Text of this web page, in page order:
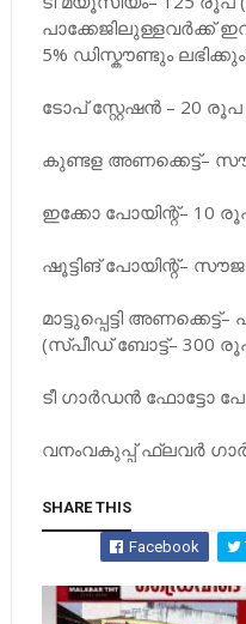
പാക്കേജിലുള്ളവർക്ക്
5% ഡിസ്കൗണ്ടും
ടോപ് സ്റ്റേഷൻ – 20 രൂപ
കുണ്ടള അണക്കെട്ട്–
ഇക്കോ പോയിന്റ്– 10
ഷൂട്ടിങ് പോയിന്റ്–
മാട്ടുപ്പെട്ടി
(സ്പീഡ് ബോട്ട്– 300
ടീ ഗാർഡൻ ഫോട്ടോ
വനംവകുപ്പ് ഫ്ലവർ
SHARE THIS
Facebook